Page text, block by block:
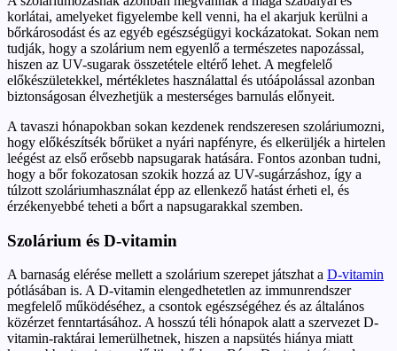
korlátai, amelyeket figyelembe kell venni, ha el akarjuk kerülni a
bőrkárosodást és az egyéb egészségügyi kockázatokat. Sokan nem
tudják, hogy a szolárium nem egyenlő a természetes napozással,
hiszen az UV-sugarak összetétele eltérő lehet. A megfelelő
előkészületekkel, mértékletes használattal és utóápolással azonban
biztonságosan élvezhetjük a mesterséges barnulás előnyeit.
A tavaszi hónapokban sokan kezdenek rendszeresen szoláriumozni,
hogy előkészítsék bőrüket a nyári napfényre, és elkerüljék a hirtelen
leégést az első erősebb napsugarak hatására. Fontos azonban tudni,
hogy a bőr fokozatosan szokik hozzá az UV-sugárzáshoz, így a
túlzott szoláriumhasználat épp az ellenkező hatást érheti el, és
érzékenyebbé teheti a bőrt a napsugarakkal szemben.
Szolárium és D-vitamin
A barnaság elérése mellett a szolárium szerepet játszhat a D-vitamin
pótlásában is. A D-vitamin elengedhetetlen az immunrendszer
megfelelő működéséhez, a csontok egészségéhez és az általános
közérzet fenntartásához. A hosszú téli hónapok alatt a szervezet D-
vitamin-raktárai lemerülhetnek, hiszen a napsütés hiánya miatt